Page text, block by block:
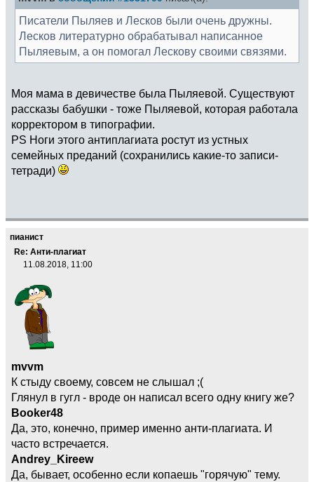
Писатели Пыляев и Лесков были очень дружны.
Лесков литературно обрабатывал написанное
Пыляевым, а он помогал Лескову своими связями.
Моя мама в девичестве была Пыляевой. Существуют
рассказы бабушки - тоже Пыляевой, которая работала
корректором в типографии.
PS Ноги этого антиплагиата ростут из устных
семейных преданий (сохранились какие-то записи-
тетради)
пианист
Re: Анти-плагиат
11.08.2018, 11:00
mvvm
К стыду своему, совсем не слышал ;(
Глянул в гугл - вроде он написал всего одну книгу же?
Booker48
Да, это, конечно, пример именно анти-плагиата. И
часто встречается.
Andrey_Kireew
Да, бывает, особенно если копаешь "горячую" тему.